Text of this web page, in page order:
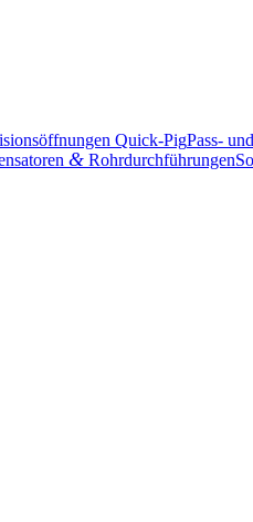
Quick-PigPass-
& Rohrdurchführungen